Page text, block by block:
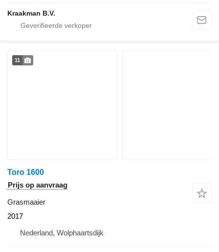
Kraakman B.V.
11
Toro 1600
Prijs op aanvraag
Grasmaaier
2017
Nederland, Wolphaartsdijk